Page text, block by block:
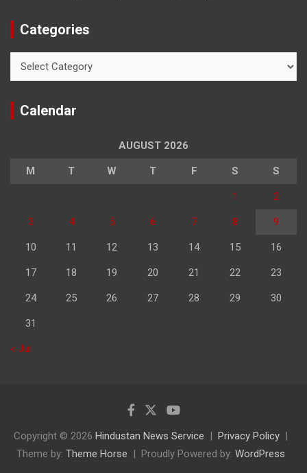
Categories
Calendar
AUGUST 2026
M T W T F S S
1 2
3 4 5 6 7 8 9
10 11 12 13 14 15 16
17 18 19 20 21 22 23
24 25 26 27 28 29 30
31
« Jul
Copyright © 2026 Hindustan News Service
Privacy Policy
Theme by: Theme Horse Proudly Powered by: WordPress